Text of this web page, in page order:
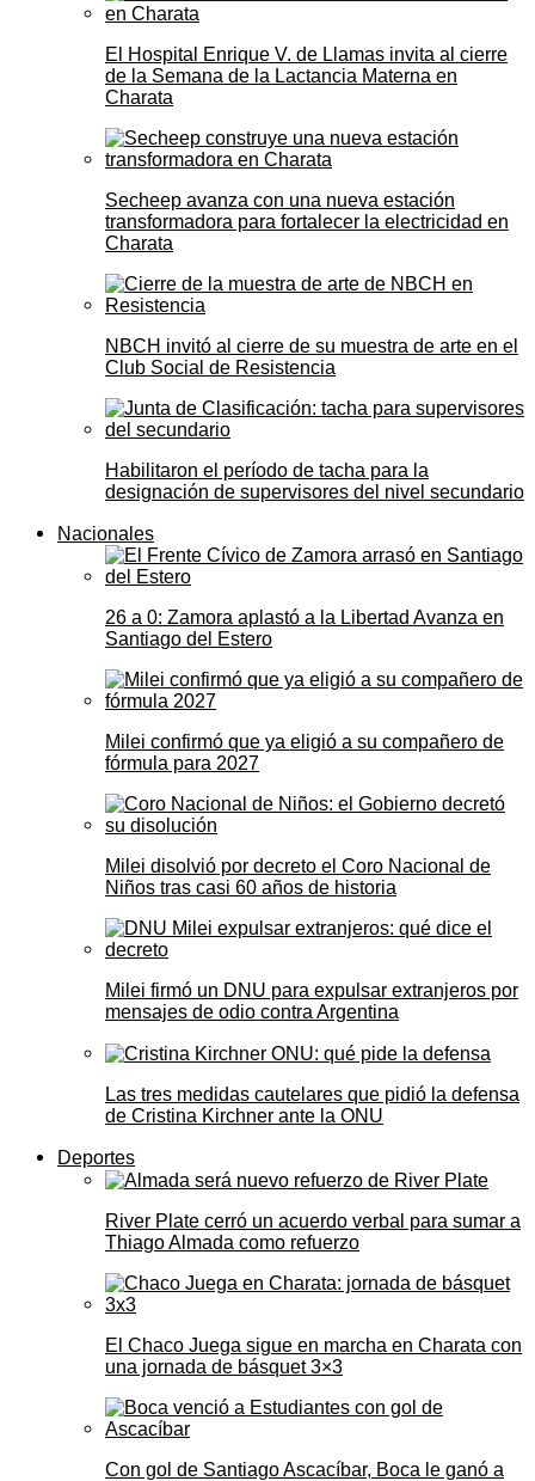
El Hospital Enrique V. de Llamas invita al cierre
de la Semana de la Lactancia Materna en
Charata
Secheep avanza con una nueva estación
transformadora para fortalecer la electricidad en
Charata
NBCH invitó al cierre de su muestra de arte en el
Club Social de Resistencia
Habilitaron el período de tacha para la
designación de supervisores del nivel secundario
Nacionales
26 a 0: Zamora aplastó a la Libertad Avanza en
Santiago del Estero
Milei confirmó que ya eligió a su compañero de
fórmula para 2027
Milei disolvió por decreto el Coro Nacional de
Niños tras casi 60 años de historia
Milei firmó un DNU para expulsar extranjeros por
mensajes de odio contra Argentina
Las tres medidas cautelares que pidió la defensa
de Cristina Kirchner ante la ONU
Deportes
River Plate cerró un acuerdo verbal para sumar a
Thiago Almada como refuerzo
El Chaco Juega sigue en marcha en Charata con
una jornada de básquet 3×3
Con gol de Santiago Ascacíbar, Boca le ganó a